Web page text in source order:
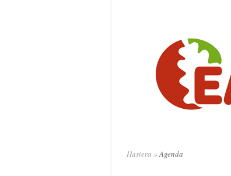
Hasiera »Agenda